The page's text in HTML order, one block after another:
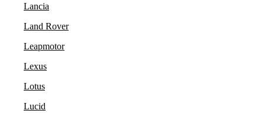
Lancia
Land Rover
Leapmotor
Lexus
Lotus
Lucid